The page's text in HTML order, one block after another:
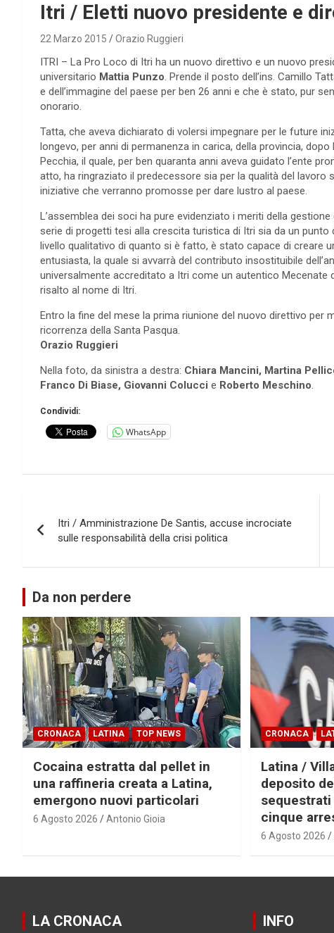
Itri / Eletti nuovo presidente e
22 Marzo 2015 Orazio Ruggieri
ITRI – La Pro Loco di Itri ha un nuovo direttivo e un nuovo
universitario Mattia Punzo. Prende il posto dell’ins. Camillo
e dell’immagine del paese per ben 26 anni e che è stato, pur
onorario.
Tatta, che aveva dichiarato di volersi impegnare per le future
longevo, per anni di permanenza in carica, della provincia,
Pecchia, il quale, per ben quaranta anni aveva guidato l’ente
atto, ha ringraziato il predecessore sia per la qualità del
iniziative che verranno promosse per dare lustro al paese.
L’assemblea dei soci ha pure evidenziato i meriti della
serie di progetti tesi alla crescita turistica di Itri sia da un
livello qualitativo di quanto si è fatto, è stato capace di creare
entusiasta, la quale si avvarrà del contributo insostituibile
universalmente accreditato a Itri come un autentico
risalto al nome di Itri.
Entro la fine del mese la prima riunione del nuovo direttivo per
ricorrenza della Santa Pasqua.
Orazio Ruggieri
Nella foto, da sinistra a destra: Chiara Mancini, Martina
Franco Di Biase, Giovanni Colucci e Roberto Meschino.
Condividi:
WhatsApp
articoli
Itri / Amministrazione De Santis, accuse incrociate
sulle responsabilità della crisi politica
Da non perdere
CRONACA LATINA TOP NEWS
Cocaina estratta dal pellet in
una raffineria creata a Latina,
emergono nuovi particolari
6 Agosto 2026 Antonio Gioia
CRONACA
Latina /
deposito
cinque
6 Agosto 2026
LA CRONACA INFO